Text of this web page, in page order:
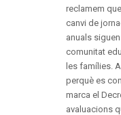
reclamem
canvi de
anuals
comunitat
les famílies.
perquè es
marca el
avaluacions